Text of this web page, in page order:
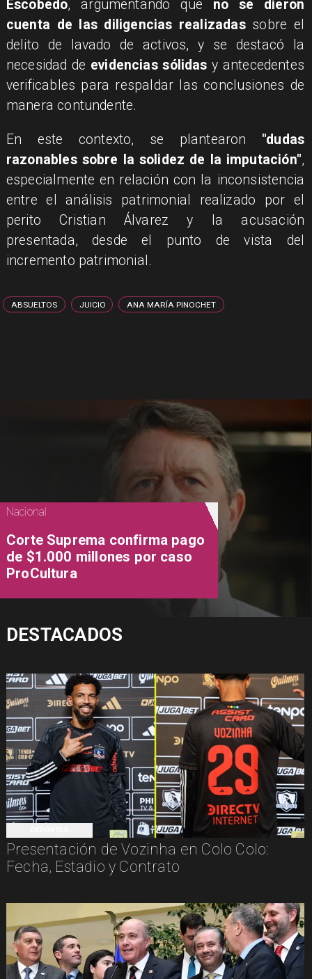
Escobedo, argumentando que no se dieron
cuenta de las diligencias realizadassobre el
delito de lavado de activos, y se destacó la
necesidad de evidencias sólidas y antecedentes
verificables para respaldar las conclusiones de
manera contundente.
En este contexto, se plantearon "dudas
razonables sobre la solidez de la imputación",
especialmente en relación con la inconsistencia
entre el análisis patrimonial realizado por el
perito Cristian Álvarez y la acusación
presentada, desde el punto de vista del
incremento patrimonial.
ABSUELTOS JUICIO ANA MARÍA PINOCHET
Presentación de Vozinha en Colo Colo:
Fecha, Estadio y Contrato
Nacional
Corte Suprema confirma pago
de $1.000 millones por caso
ProCultura
DESTACADOS